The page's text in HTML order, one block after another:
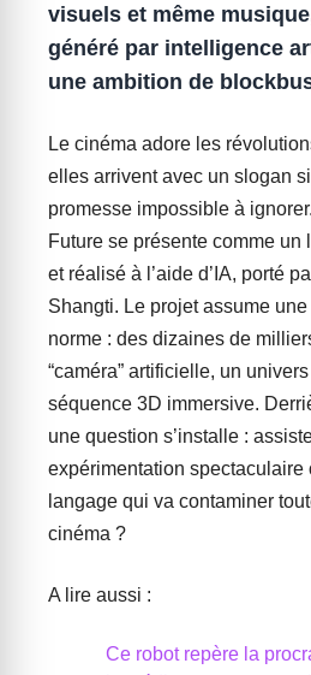
visuels et même
généré par intelligence
une ambition de
Le cinéma adore les
elles arrivent avec un slogan
promesse impossible à
Future se présente comme un
et réalisé à l’aide d’IA, porté
Shangti. Le projet assume
norme : des dizaines de
“caméra” artificielle, un
séquence 3D immersive.
une question s’installe :
expérimentation spectaculaire
langage qui va contaminer
cinéma ?
A lire aussi :
Ce robot repère la